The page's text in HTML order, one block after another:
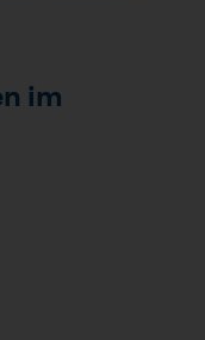
im